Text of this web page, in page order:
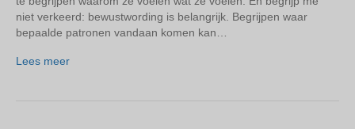
niet verkeerd: bewustwording is belangrijk. Begrijpen waar
bepaalde patronen vandaan komen kan…
Lees meer